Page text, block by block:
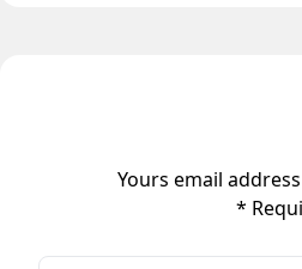
Yours email